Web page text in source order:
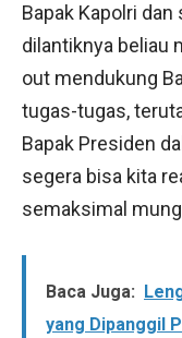
Bapak Kapolri
dilantiknya beliau
out mendukung
tugas-tugas,
Bapak Presiden
segera bisa kita
semaksimal
Baca Juga:
yang Dipanggil